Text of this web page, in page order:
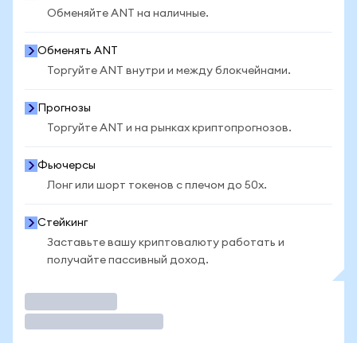
Обменяйте ANT на наличные.
Обменять ANT
Торгуйте ANT внутри и между блокчейнами.
Прогнозы
Торгуйте ANT и на рынках криптопрогнозов.
Фьючерсы
Лонг или шорт токенов с плечом до 50x.
Стейкинг
Заставьте вашу криптовалюту работать и
получайте пассивный доход.